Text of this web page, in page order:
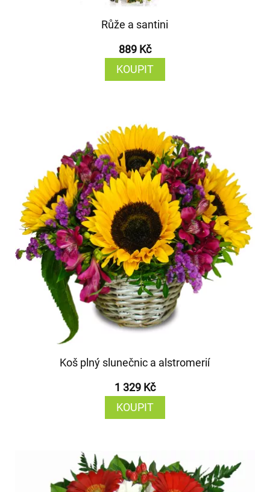
Růže a santini
889 Kč
KOUPIT
Koš plný slunečnic a alstromerií
1 329 Kč
KOUPIT